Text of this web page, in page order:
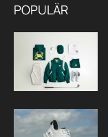
POPULÄR